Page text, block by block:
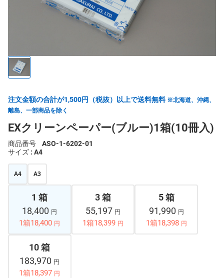
注文金額の合計が1,500円（税抜）以上で送料無料 ※北海道、沖縄、
離島、一部商品を除く
EXクリーンペーパー(ブルー)1箱(10冊入)
商品番号
ASO-1-6202-01
サイズ : A4
A4 A3
1 箱
18,400 円
1箱18,400 円
3 箱
55,197 円
1箱18,399 円
5 箱
91,990 円
1箱18,398 円
10 箱
183,970 円
1箱18,397 円